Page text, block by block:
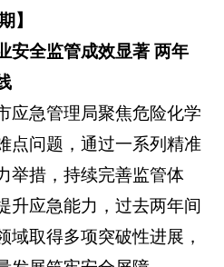
】
安全监管成效显著 两年
应急管理局聚焦危险化学
点问题，通过一系列精准
举措，持续完善监管体
升应急能力，过去两年间
域取得多项突破性进展，